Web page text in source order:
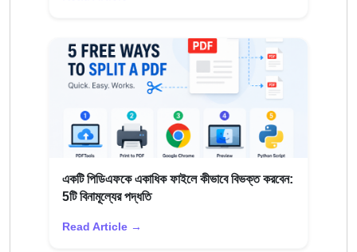
একটি পিডিএফকে একাধিক ফাইলে কীভাবে বিভক্ত করবেন:
5টি বিনামূল্যের পদ্ধতি
Read Article →